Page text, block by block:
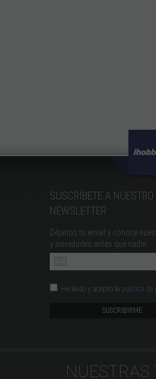
SUSCRÍBETE A NUESTRO
NEWSLETTER
Déjanos tu email y conoce
y novedades antes que nadie.
He leído y acepto la política de
NUESTRAS